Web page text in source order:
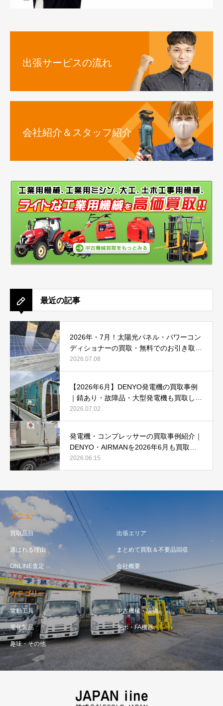
出張サービスの流れ
会社紹介＆スタッフ紹介
最近の記事
2026年・7月！太陽光パネル・パワーコン
ディショナーの買取・無料でのお引き取り
強化中です(^^♪
2026.07.08
【2026年6月】DENYO発電機の買取事例
｜錆あり・故障品・大型発電機も買取しま
した
2026.07.02
発電機・コンプレッサーの買取事例紹介｜
DENYO・AIRMANを2026年6月も買取強
化中
2026.06.15
メニュー
買取品目 出張エリア
選ばれる理由 まとめて買取＆不要品回収
ONLINE査定 会社概要
カテゴリー
電動工具 中古機械・設備
電化製品 ラボ・FA機器
趣味・その他